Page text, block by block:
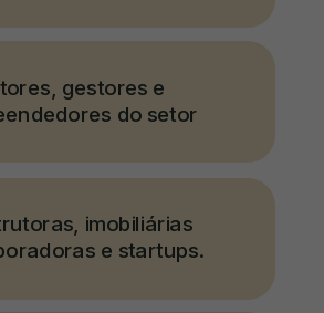
gestores e
do setor
imobiliárias
e startups.